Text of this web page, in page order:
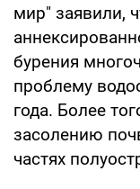
мир" заявили,
бурения
проблему
года. Более
засолению
частях